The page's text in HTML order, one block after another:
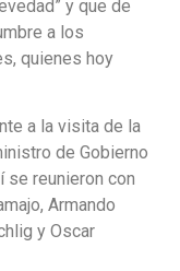
y que de
a los
quienes hoy
a la visita de la
de Gobierno
se reunieron con
Armando
y Oscar